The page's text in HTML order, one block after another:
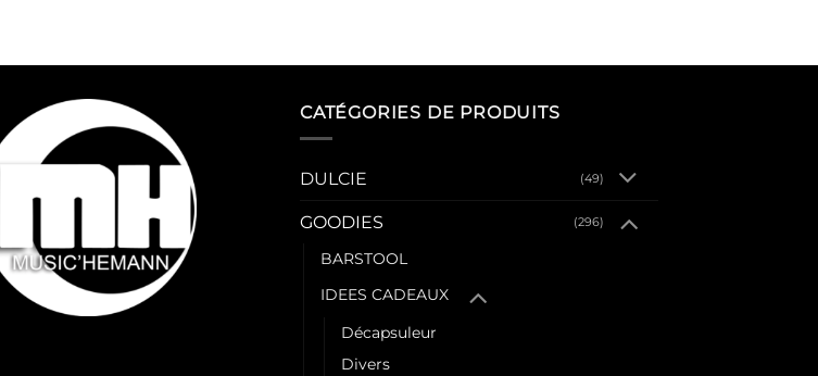
CATÉGORIES DE PRODUITS
DULCIE (49)
GOODIES (296)
BARSTOOL
IDEES CADEAUX
Décapsuleur
Divers